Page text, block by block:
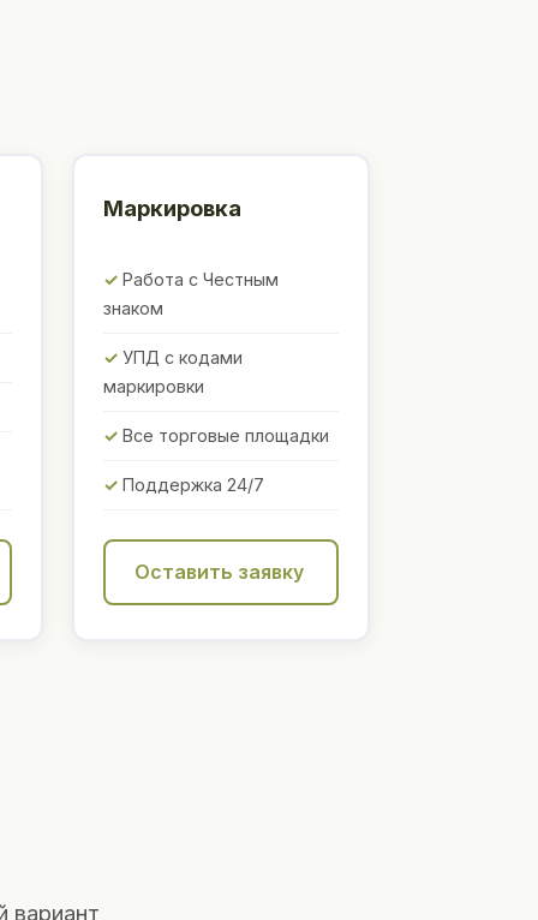
Маркировка
Работа с Честным
знаком
УПД с кодами
маркировки
Все торговые площадки
Поддержка 24/7
Оставить заявку
вариант